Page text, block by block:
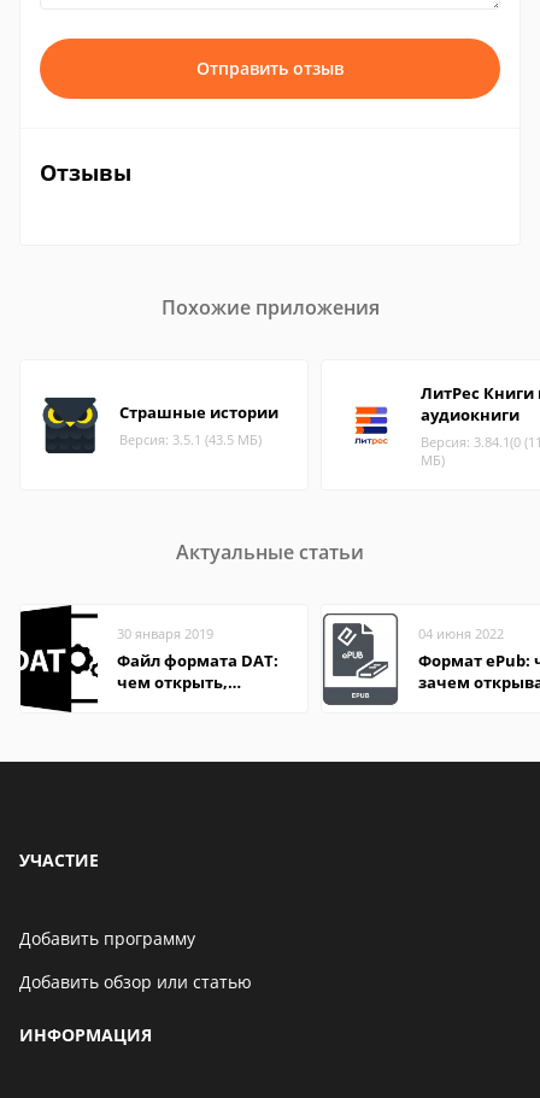
Отправить отзыв
Отзывы
Похожие приложения
Страшные истории
Версия: 3.5.1 (43.5 МБ)
ЛитРес Книги
аудиокниги
Версия: 3.84.1(0
МБ)
Актуальные статьи
30 января 2019
Файл формата DAT:
чем открыть,
04 июня 2022
Формат ePub:
зачем
УЧАСТИЕ
Добавить программу
Добавить обзор или статью
ИНФОРМАЦИЯ